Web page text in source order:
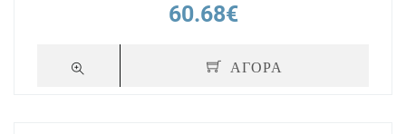
60.68€
ΑΓΟΡΑ